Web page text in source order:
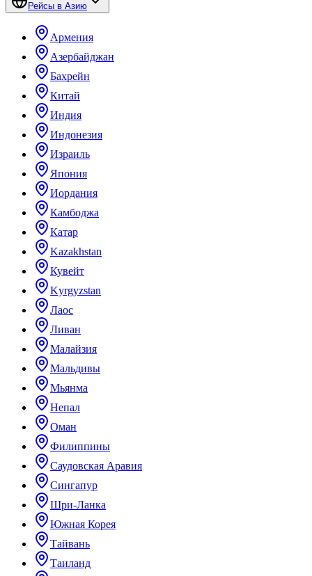
Рейсы в Азию
Армения
Азербайджан
Бахрейн
Китай
Индия
Индонезия
Израиль
Япония
Иордания
Камбоджа
Катар
Kazakhstan
Кувейт
Kyrgyzstan
Лаос
Ливан
Малайзия
Мальдивы
Мьянма
Непал
Оман
Филиппины
Саудовская Аравия
Сингапур
Шри-Ланка
Южная Корея
Тайвань
Таиланд